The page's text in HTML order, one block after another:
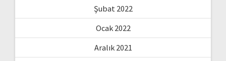
Şubat 2022
Ocak 2022
Aralık 2021